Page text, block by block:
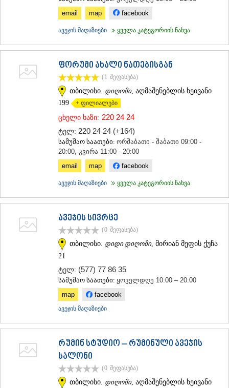
email
map facebook
ავეჯის მაღაზიები ყველა კატეგორიის ნახვა
ფორუმი ახალი ნათებისგან
(1 შეფასება)
თბილისი. დიღომი, აღმაშენებლის ხეივანი
199 + ფილიალები
ცხელი ხაზი: 220 24 24
ტელ: 220 24 24 (+164)
სამუშაო საათები: ორშაბათი - შაბათი 09:00 -
20:00, კვირა 11:00 - 20:00
email
map facebook
ავეჯის მაღაზიები ყველა კატეგორიის ნახვა
ავეჯის სივრცე
(0 შეფასება)
თბილისი. დიდი დიღომი, მირიან მეფის ქუჩა
21
ტელ: (577) 77 86 35
სამუშაო საათები: ყოველდღე 10:00 – 20:00
map
facebook
ავეჯის მაღაზიები
რუმინ სტუდიო – რუმინული ავეჯის
სალონი
(0 შეფასება)
თბილისი. დიღომი, აღმაშენებლის ხეივანი